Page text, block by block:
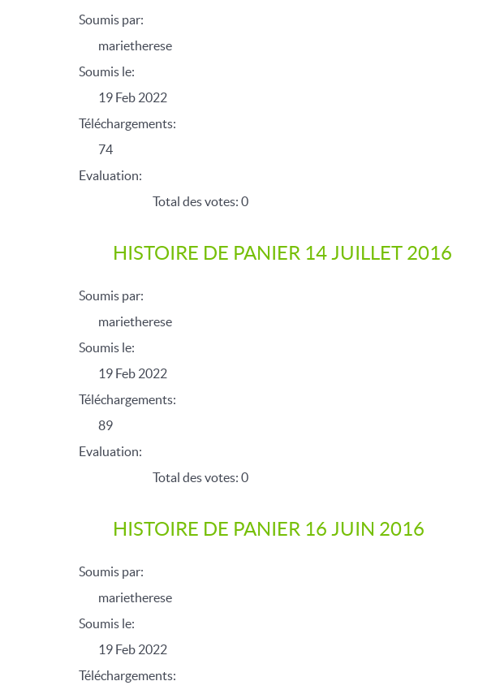
Soumis par:
marietherese
Soumis le:
19 Feb 2022
Téléchargements:
74
Evaluation:
Total des votes: 0
HISTOIRE DE PANIER 14 JUILLET 2016
Soumis par:
marietherese
Soumis le:
19 Feb 2022
Téléchargements:
89
Evaluation:
Total des votes: 0
HISTOIRE DE PANIER 16 JUIN 2016
Soumis par:
marietherese
Soumis le:
19 Feb 2022
Téléchargements: